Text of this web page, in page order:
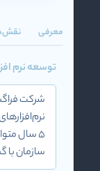
معرفی
توسعه نرم
سازمان با گستردگی 600 هزار کاربر با نرم‌افزار